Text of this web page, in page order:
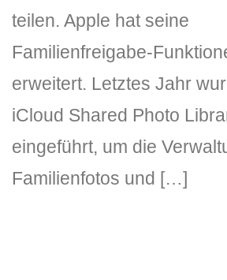
teilen. Apple hat seine
Familienfreigabe-
erweitert. Letztes Jahr
iCloud Shared Photo
eingeführt, um die
Familienfotos und […]